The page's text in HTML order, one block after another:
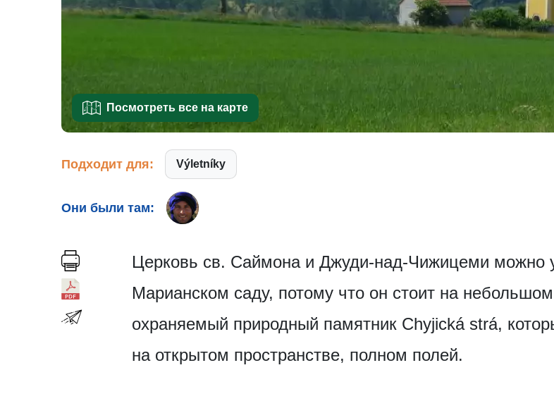
Посмотреть все на карте
Подходит для: Výletníky
Они были там:
Церковь св. Саймона и Джуди-над-Чижицеми можно
Марианском саду, потому что он стоит на
охраняемый природный памятник Chyjická strá,
на открытом пространстве, полном полей.